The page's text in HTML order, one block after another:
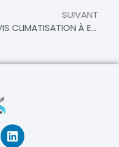
SUIVANT
DEVIS CLIMATISATION À EPIAIS LES LOUVRES – OBTENEZ UNE ESTIMATION RAPIDE ET PRÉCISE